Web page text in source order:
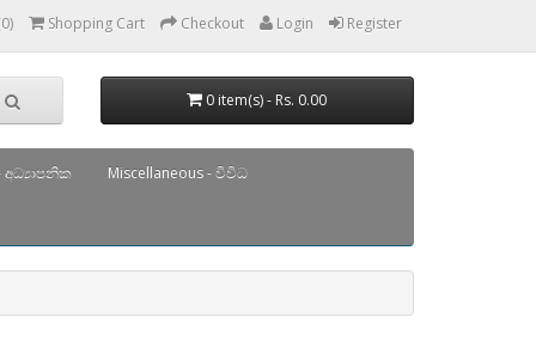
Shopping Cart Checkout Login Register
0 item(s) - Rs. 0.00
අධ්‍යාපනික Miscellaneous - විවිධ